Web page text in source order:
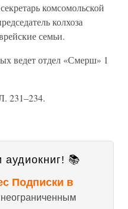
комсомольской
колхоза
семьи.
ведет отдел «Смерш» 1
231–234.
аудиокниг! 📚
Подписки в